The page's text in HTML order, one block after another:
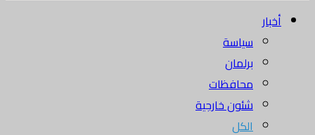
أخبار
سياسة
برلمان
محافظات
شئون خارجية
الكل